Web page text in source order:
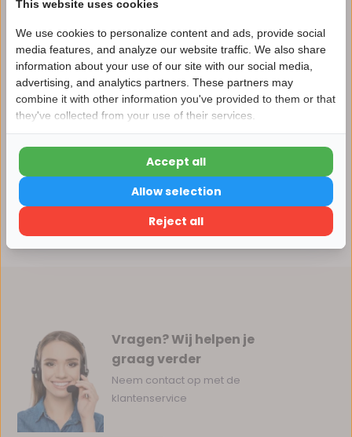
Productomschrijving
Reviews
Delen
Vragen? Wij helpen je
graag verder
Neem contact op met de
klantenservice
Nu 15% korting
15korting
15% korting
Verder winkelen
This website uses cookies
We use cookies to personalize content and ads, provide social
media features, and analyze our website traffic. We also share
information about your use of our site with our social media,
advertising, and analytics partners. These partners may
combine it with other information you've provided to them or that
they've collected from your use of their services.
Reject all
Allow selection
Accept all